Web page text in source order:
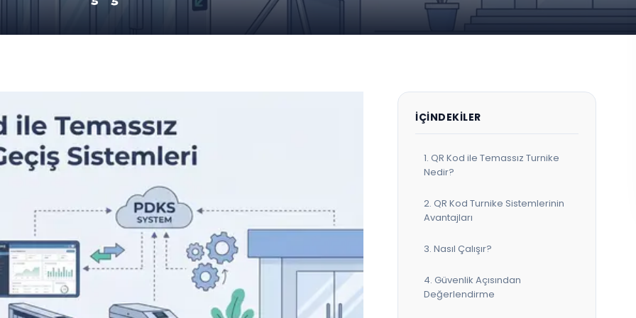
İÇINDEKILER
1. QR Kod ile Temassız Turnike
Nedir?
2. QR Kod Turnike Sistemlerinin
Avantajları
3. Nasıl Çalışır?
4. Güvenlik Açısından
Değerlendirme